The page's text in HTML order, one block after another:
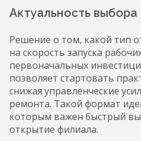
Актуальность выбора
Решение о том, какой тип
на скорость запуска
первоначальных
позволяет стартовать
снижая управленческие
ремонта. Такой формат
которым важен быстрый
открытие филиала.